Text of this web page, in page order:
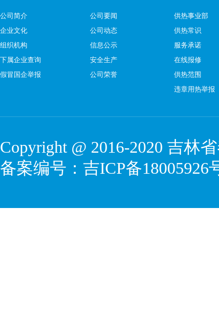
公司简介
企业文化
组织机构
下属企业查询
假冒国企举报
公司要闻
公司动态
信息公示
安全生产
公司荣誉
供热事业部
供热常识
服务承诺
在线报修
供热范围
违章用热举报
Copyright @ 2016-2020 吉林
备案编号： 吉ICP备18005926